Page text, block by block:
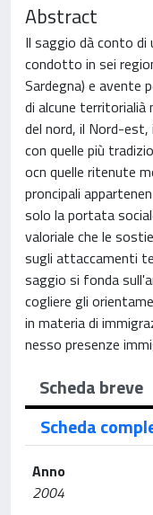
Abstract
Il saggio dà conto di
condotto in sei
Sardegna) e avente
di alcune territorialià
del nord, il Nord-
con quelle più
ocn quelle ritenute
proncipali
solo la portata
valoriale che le
sugli attaccamenti
saggio si fonda
cogliere gli
in materia di
nesso presenze
Scheda breve
Scheda
Anno
2004